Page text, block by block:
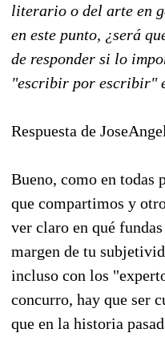
literario o del arte en
en este punto, ¿será
de responder si lo
"escribir por escribir"
Respuesta de
Bueno, como en todas
que compartimos y
ver claro en qué
margen de tu
incluso con los
concurro, hay que ser
que en la historia